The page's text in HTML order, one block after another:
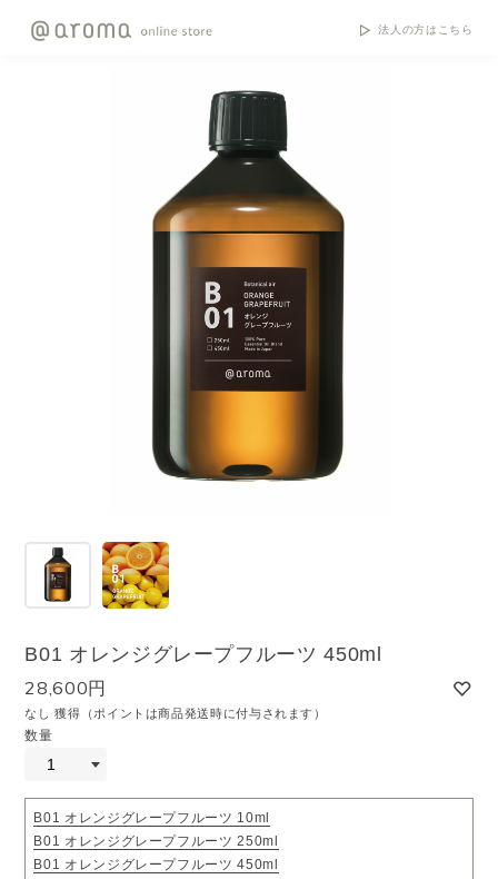
法人の方はこちら
B01 オレンジグレープフルーツ 450ml
28,600円
なし 獲得（ポイントは商品発送時に付与されます）
数量
B01 オレンジグレープフルーツ 10ml
B01 オレンジグレープフルーツ 250ml
B01 オレンジグレープフルーツ 450ml